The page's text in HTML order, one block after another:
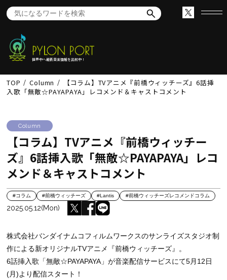
世界中へ最新音楽情報を出航中！
TOP Column
【コラム】TVアニメ『前橋ウィッチーズ』6話挿
入歌「無敵☆PAYAPAYA」レコメンド＆キャストコメント
Column
【コラム】TVアニメ『前橋ウィッチー
ズ』6話挿入歌「無敵☆PAYAPAYA」レコ
メンド＆キャストコメント
#コラム #前橋ウィッチーズ #Lantis #前橋ウィッチーズレコメンドコラム
2025.05.12(Mon)
株式会社バンダイナムコフィルムワークスのサンライズスタジオ制
作による新オリジナルTVアニメ『前橋ウィッチーズ』。
6話挿入歌「無敵☆PAYAPAYA」が音楽配信サービスにて5月12日
(月)より配信スタート！